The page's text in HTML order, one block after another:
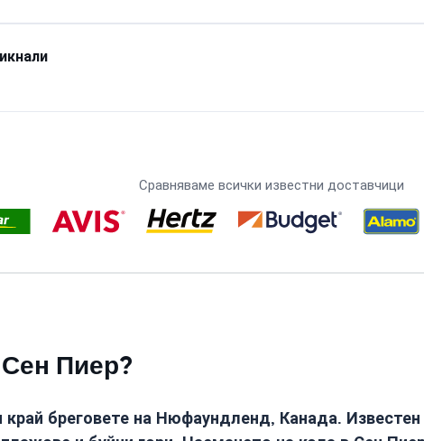
Сравняваме всички известни доставчици
Пиер?
бреговете на Нюфаундленд, Канада.